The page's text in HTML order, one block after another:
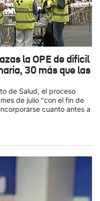
la OPE de difícil
30 más que las
de Salud, el proceso
de julio "con el fin de
cuanto antes a